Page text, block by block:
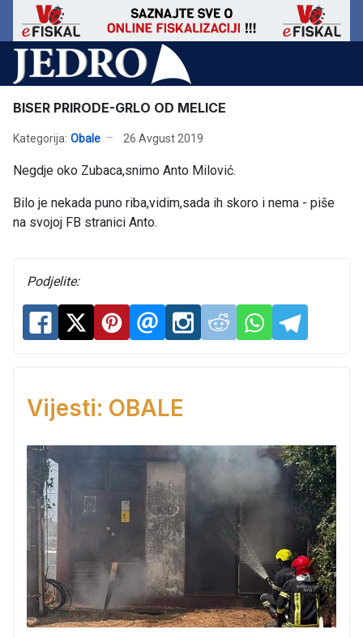
BISER PRIRODE-GRLO OD MELICE
Kategorija: Obale 26 Avgust 2019
Negdje oko Zubaca,snimo Anto Milović.
Bilo je nekada puno riba,vidim,sada ih skoro i nema - piše
na svojoj FB stranici Anto.
Podjelite:
Vijesti: OBALE